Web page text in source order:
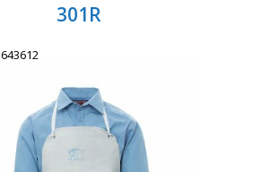
Wil je snel een advies? Bel nu 053-7920045 of 06-55731304
301R
643612